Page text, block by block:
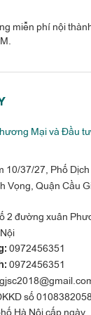
miễn phí nội
Mại và Đầu
10/37/27, Phố Dịch
Vọng, Quận Cầu
2 đường xuân
0972456351
0972456351
số
Hà Nội cấp ngày